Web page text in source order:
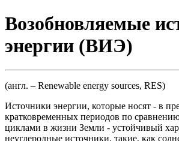
Возобновляемые
энергии (ВИЭ)
(англ. – Renewable energy sources, RES)
Источники энергии, которые носят - в
кратковременных периодов по
циклами в жизни Земли - устойчивый
неуглеродные источники, такие, как